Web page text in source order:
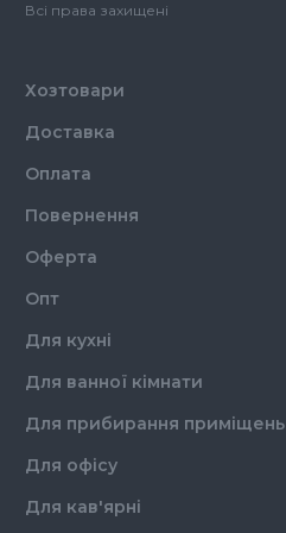
Призначення
Всі права захищені
Хозтовари
Доставка
Оплата
Повернення
Оферта
Опт
Для кухні
Для ванної кімнати
Для прибирання приміщень
Для офісу
Для кав'ярні